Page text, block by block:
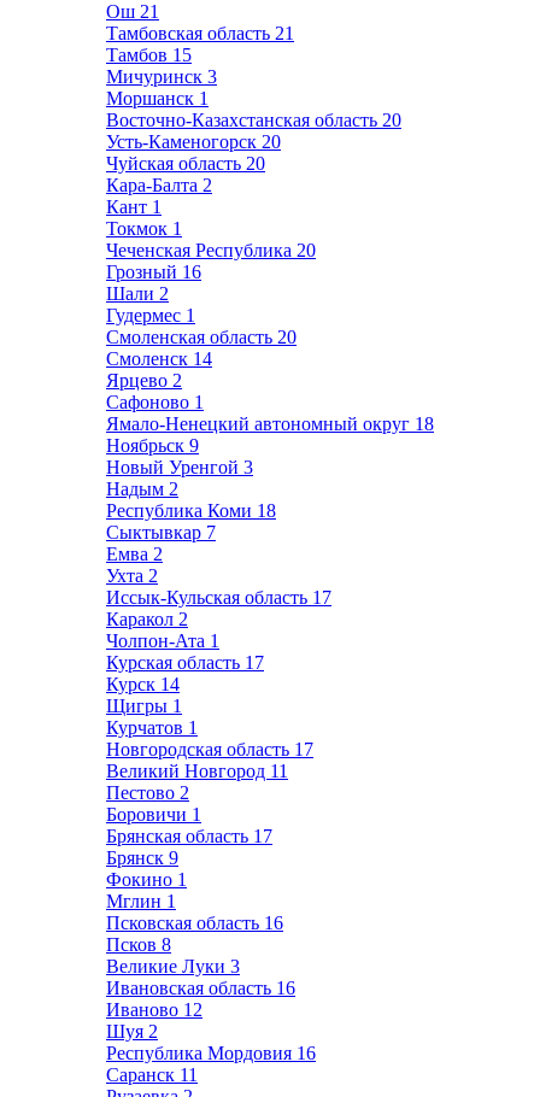
Ош 21
Тамбовская область 21
Тамбов 15
Мичуринск 3
Моршанск 1
Восточно-Казахстанская область 20
Усть-Каменогорск 20
Чуйская область 20
Кара-Балта 2
Кант 1
Токмок 1
Чеченская Республика 20
Грозный 16
Шали 2
Гудермес 1
Смоленская область 20
Смоленск 14
Ярцево 2
Сафоново 1
Ямало-Ненецкий автономный округ 18
Ноябрьск 9
Новый Уренгой 3
Надым 2
Республика Коми 18
Сыктывкар 7
Емва 2
Ухта 2
Иссык-Кульская область 17
Каракол 2
Чолпон-Ата 1
Курская область 17
Курск 14
Щигры 1
Курчатов 1
Новгородская область 17
Великий Новгород 11
Пестово 2
Боровичи 1
Брянская область 17
Брянск 9
Фокино 1
Мглин 1
Псковская область 16
Псков 8
Великие Луки 3
Ивановская область 16
Иваново 12
Шуя 2
Республика Мордовия 16
Саранск 11